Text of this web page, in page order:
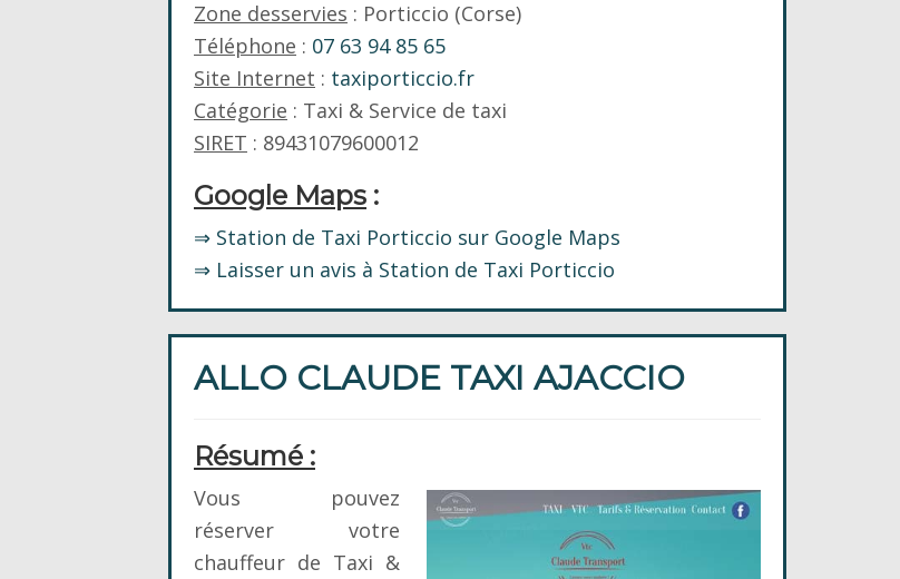
Zone desservies : Porticcio (Corse)
Téléphone : 07 63 94 85 65
Site Internet : taxiporticcio.fr
Catégorie : Taxi & Service de taxi
SIRET : 89431079600012
Google Maps :
⇒ Station de Taxi Porticcio sur Google Maps
⇒ Laisser un avis à Station de Taxi Porticcio
ALLO CLAUDE TAXI AJACCIO
Résumé :
Vous pouvez
réserver votre
chauffeur de Taxi &